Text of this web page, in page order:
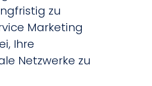
zu
Marketing
Ihre
Netzwerke zu